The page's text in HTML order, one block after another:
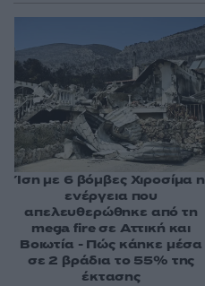
Ίση με 6 βόμβες Χιροσίμα η
ενέργεια που
απελευθερώθηκε από τη
mega fire σε Αττική και
Βοιωτία - Πώς κάηκε μέσα
σε 2 βράδια το 55% της
έκτασης